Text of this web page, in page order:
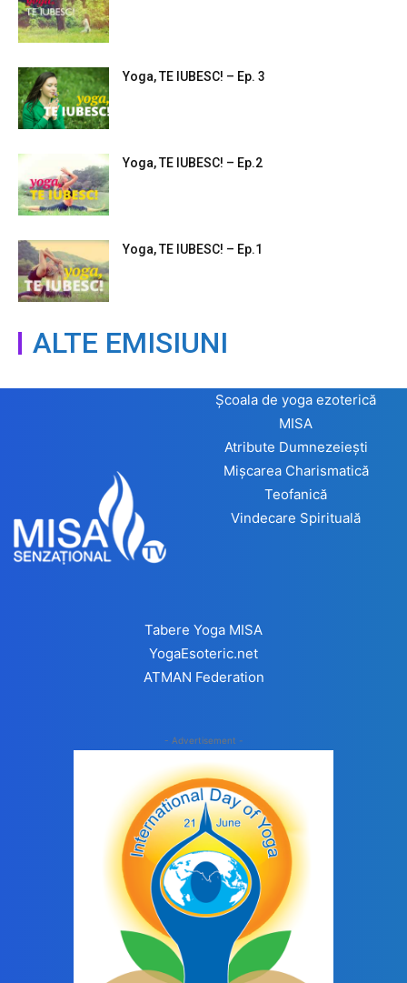
Yoga, TE IUBESC! – Ep. 3
Yoga, TE IUBESC! – Ep.2
Yoga, TE IUBESC! – Ep.1
ALTE EMISIUNI
Școala de yoga ezoterică
MISA
Atribute Dumnezeiești
Mișcarea Charismatică
Teofanică
Vindecare Spirituală
Tabere Yoga MISA
YogaEsoteric.net
ATMAN Federation
- Advertisement -